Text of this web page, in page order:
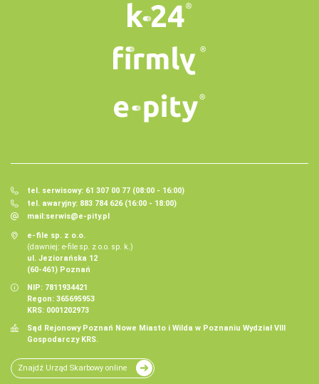
tel. serwisowy: 61 307 00 77 (08:00 - 16:00)
tel. awaryjny: 883 784 626 (16:00 - 18:00)
mail:serwis@e-pity.pl
e-file sp. z o.o.
(dawniej: e-file sp. z o.o. sp. k.)
ul. Jeziorańska 12
(60-461) Poznań
NIP: 7811934421
Regon: 365695953
KRS: 0001202973
Sąd Rejonowy Poznań Nowe Miasto i Wilda w Poznaniu Wydział VIII
Gospodarczy KRS.
Znajdź Urząd Skarbowy online